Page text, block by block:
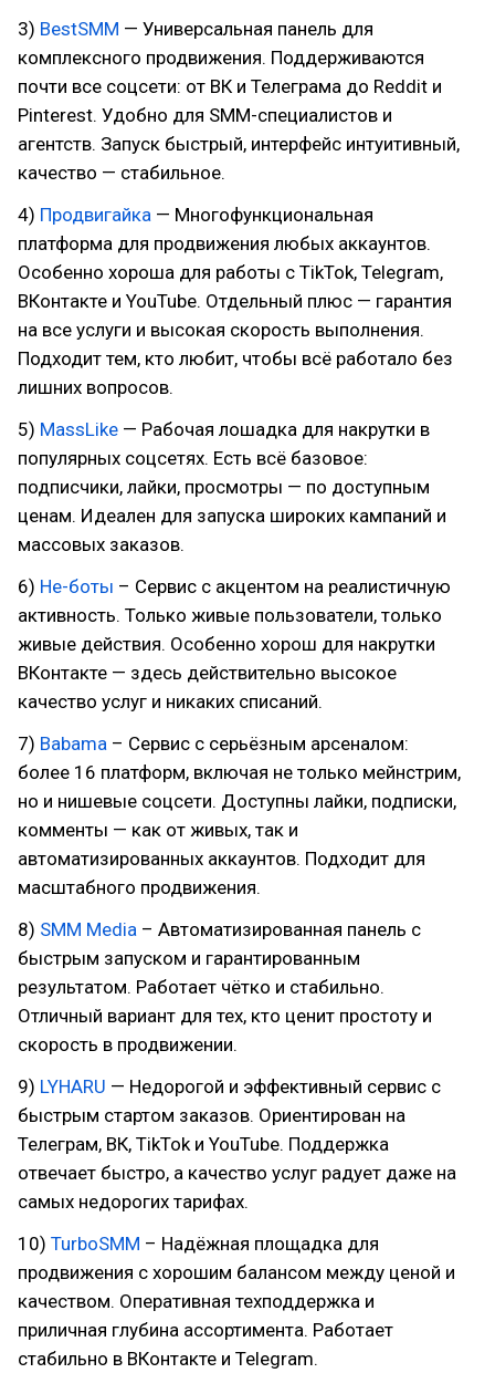
3) BestSMM — Универсальная панель для
комплексного продвижения. Поддерживаются
почти все соцсети: от ВК и Телеграма до Reddit и
Pinterest. Удобно для SMM-специалистов и
агентств. Запуск быстрый, интерфейс интуитивный,
качество — стабильное.
4) Продвигайка — Многофункциональная
платформа для продвижения любых аккаунтов.
Особенно хороша для работы с TikTok, Telegram,
ВКонтакте и YouTube. Отдельный плюс — гарантия
на все услуги и высокая скорость выполнения.
Подходит тем, кто любит, чтобы всё работало без
лишних вопросов.
5) MassLike — Рабочая лошадка для накрутки в
популярных соцсетях. Есть всё базовое:
подписчики, лайки, просмотры — по доступным
ценам. Идеален для запуска широких кампаний и
массовых заказов.
6) Не-боты – Сервис с акцентом на реалистичную
активность. Только живые пользователи, только
живые действия. Особенно хорош для накрутки
ВКонтакте — здесь действительно высокое
качество услуг и никаких списаний.
7) Babama – Сервис с серьёзным арсеналом:
более 16 платформ, включая не только мейнстрим,
но и нишевые соцсети. Доступны лайки, подписки,
комменты — как от живых, так и
автоматизированных аккаунтов. Подходит для
масштабного продвижения.
8) SMM Media – Автоматизированная панель с
быстрым запуском и гарантированным
результатом. Работает чётко и стабильно.
Отличный вариант для тех, кто ценит простоту и
скорость в продвижении.
9) LYHARU — Недорогой и эффективный сервис с
быстрым стартом заказов. Ориентирован на
Телеграм, ВК, TikTok и YouTube. Поддержка
отвечает быстро, а качество услуг радует даже на
самых недорогих тарифах.
10) TurboSMM – Надёжная площадка для
продвижения с хорошим балансом между ценой и
качеством. Оперативная техподдержка и
приличная глубина ассортимента. Работает
стабильно в ВКонтакте и Telegram.